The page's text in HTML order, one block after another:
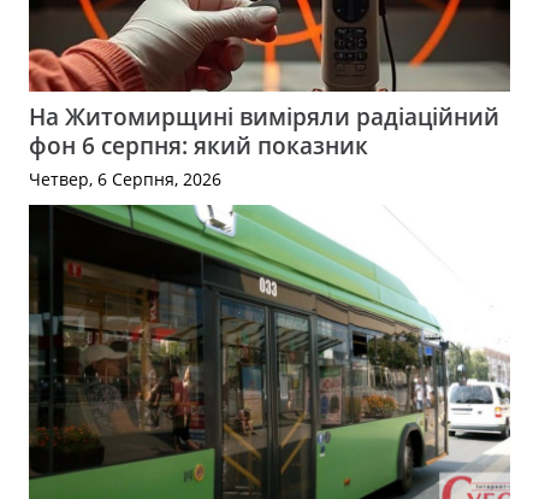
На Житомирщині виміряли радіаційний
фон 6 серпня: який показник
Четвер, 6 Серпня, 2026